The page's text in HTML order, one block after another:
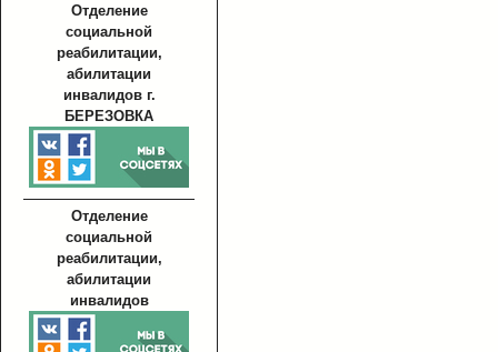
Отделение
социальной
реабилитации,
абилитации
инвалидов г.
БЕРЕЗОВКА
Отделение
социальной
реабилитации,
абилитации
инвалидов